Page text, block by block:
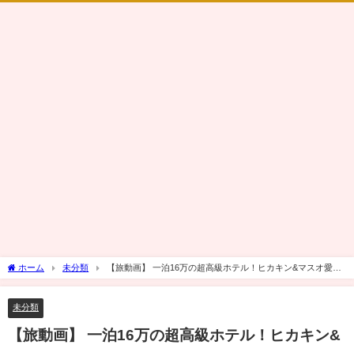
ホーム 未分類
【旅動画】 一泊16万の超高級ホテル！ヒカキン&マスオ愛媛
松山の旅！
未分類
【旅動画】 一泊16万の超高級ホテル！ヒカキン&